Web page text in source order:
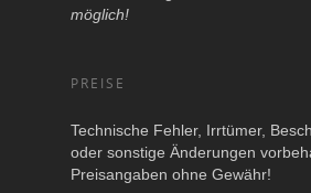
möglich!
PREISE
Technische Fehler, Irrtümer,
oder sonstige Änderungen
Preisangaben ohne Gewähr!